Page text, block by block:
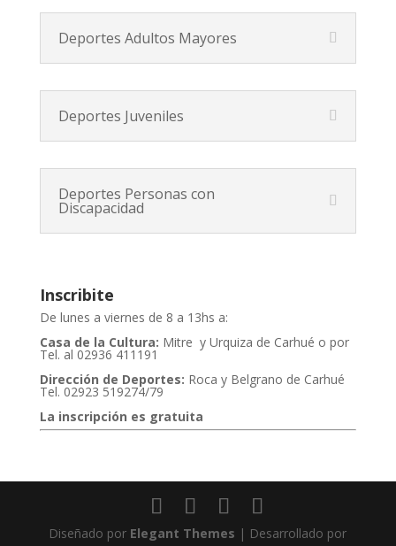
Deportes Adultos Mayores
Deportes Juveniles
Deportes Personas con
Discapacidad
Inscribite
De lunes a viernes de 8 a 13hs a:
Casa de la Cultura: Mitre y Urquiza de Carhué o por
Tel. al 02936 411191
Dirección de Deportes: Roca y Belgrano de Carhué
Tel. 02923 519274/79
La inscripción es gratuita
Diseñado por Elegant Themes | Desarrollado por